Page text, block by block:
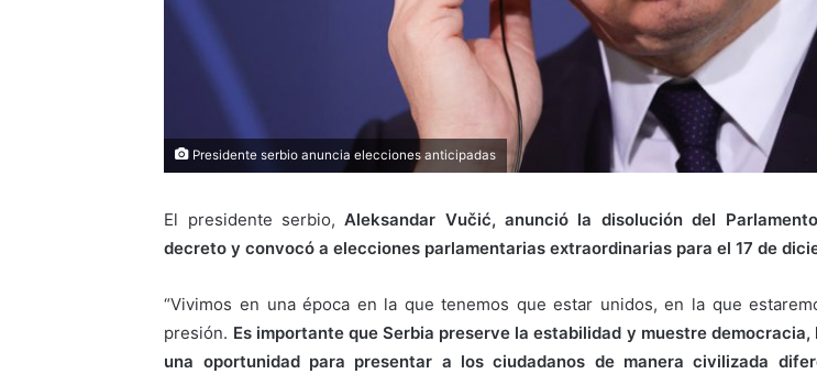
Presidente serbio anuncia elecciones anticipadas
El presidente serbio, Aleksandar Vučić, anunció la disolución del
decreto y convocó a elecciones parlamentarias extraordinarias para el 17 de
“Vivimos en una época en la que tenemos que estar unidos, en la que
presión. Es importante que Serbia preserve la estabilidad y muestre democracia,
una oportunidad para presentar a los ciudadanos de manera civilizada